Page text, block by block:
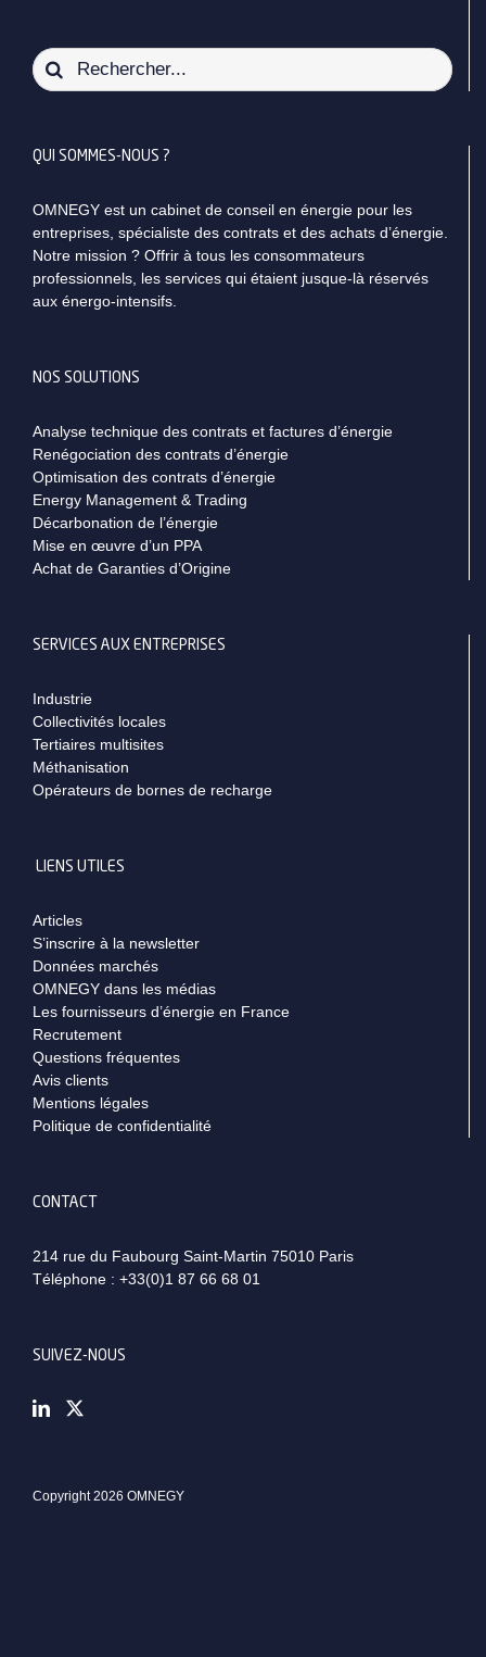
Rechercher:
QUI SOMMES-NOUS ?
OMNEGY est un cabinet de conseil en énergie pour les
entreprises, spécialiste des contrats et des achats d’énergie.
Notre mission ? Offrir à tous les consommateurs
professionnels, les services qui étaient jusque-là réservés
aux énergo-intensifs.
NOS SOLUTIONS
Analyse technique des contrats et factures d’énergie
Renégociation des contrats d’énergie
Optimisation des contrats d’énergie
Energy Management & Trading
Décarbonation de l’énergie
Mise en œuvre d’un PPA
Achat de Garanties d’Origine
SERVICES AUX ENTREPRISES
Industrie
Collectivités locales
Tertiaires multisites
Méthanisation
Opérateurs de bornes de recharge
LIENS UTILES
Articles
S’inscrire à la newsletter
Données marchés
OMNEGY dans les médias
Les fournisseurs d’énergie en France
Recrutement
Questions fréquentes
Avis clients
Mentions légales
Politique de confidentialité
CONTACT
214 rue du Faubourg Saint-Martin 75010 Paris
Téléphone : +33(0)1 87 66 68 01
SUIVEZ-NOUS
Copyright 2026 OMNEGY